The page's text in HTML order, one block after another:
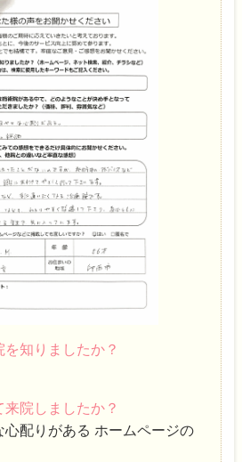
知りましたか？
院しましたか？
配りがある ホームページの